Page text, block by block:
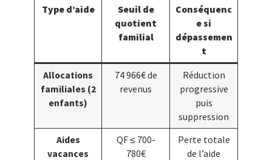
Type d’aide
Seuil de
quotient
familial
Conséquenc
e si
dépassemen
t
Allocations
familiales (2
enfants)
74 966€ de
revenus
Réduction
progressive
puis
suppression
Aides
vacances
QF ≤ 700-
780€
Perte totale
de l’aide